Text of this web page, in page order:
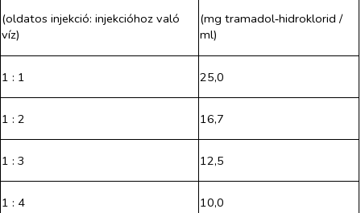
(oldatos injekció: injekcióhoz való
víz)
(mg tramadol‑hidroklorid /
ml)
1 : 1 25,0
1 : 2 16,7
1 : 3 12,5
1 : 4 10,0